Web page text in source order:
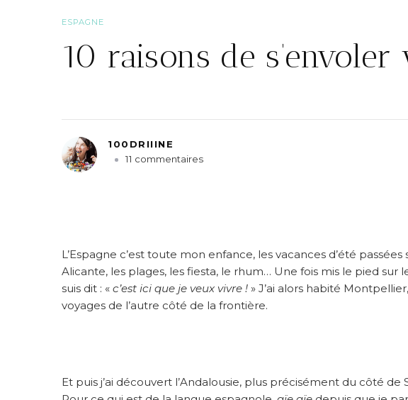
ESPAGNE
10 raisons de s’envoler
100DRIIINE
11 commentairess
s
o
n
’
e
L’Espagne c’est toute mon enfance, les vacances d’été
Alicante, les plages, les fiesta, le rhum… Une fois mis le pied sur
suis dit : « c’est ici que je veux vivre ! » J’ai alors habité
voyages de l’autre côté de la frontière.
Et puis j’ai découvert l’Andalousie, plus précisément du côté de